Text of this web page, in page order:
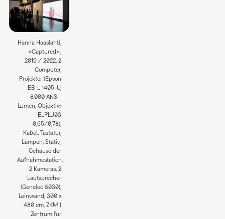
Hanna Haaslahti,
»Captured«,
2019 / 2022, 2
Computer,
Projektor (Epson
EB-L 1405-U,
8.000 ANSI-
Lumen, Objektiv:
ELPLU03
0,65/0,78),
Kabel, Tastatur,
Lampen, Stativ,
Gehäuse der
Aufnahmestation,
2 Kameras, 2
Lautsprecher
(Genelec 8030),
Leinwand, 300 x
480 cm, ZKM |
Zentrum für